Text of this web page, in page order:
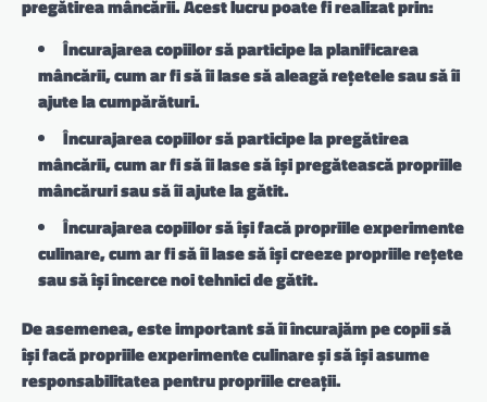
pregătirea mâncării. Acest lucru poate fi realizat prin:
Încurajarea copiilor să participe la planificarea
mâncării, cum ar fi să îi lase să aleagă rețetele sau să îi
ajute la cumpărături.
Încurajarea copiilor să participe la pregătirea
mâncării, cum ar fi să îi lase să își pregătească propriile
mâncăruri sau să îi ajute la gătit.
Încurajarea copiilor să își facă propriile experimente
culinare, cum ar fi să îi lase să își creeze propriile rețete
sau să își încerce noi tehnici de gătit.
De asemenea, este important să îi încurajăm pe copii să
își facă propriile experimente culinare și să își asume
responsabilitatea pentru propriile creații.